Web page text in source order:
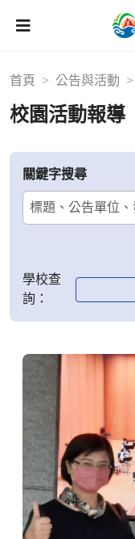
首頁 公告與活動
校園活動報導
關鍵字搜尋
學校查
詢：